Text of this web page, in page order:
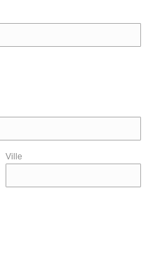
Ville